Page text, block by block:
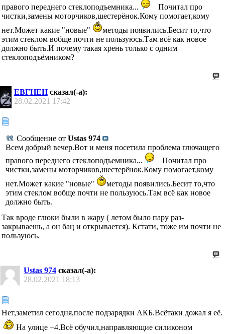
правого переднего стеклоподъемника...
Почитал про
чистки,замены моторчиков,шестерёнок.Кому помогает,кому
нет.Может какие "новые"
методы появились.Бесит то,что
этим стеклом вобще почти не пользуюсь.Там всё как новое
должно быть.И почему такая хрень только с одним
стеклоподъёмником?
ЕВГНЕНсказал(-а):
28.02.2021 17:42
Сообщение от Ustas 974
Всем добрый вечер.Вот и меня посетила проблема глючащего
правого переднего стеклоподъемника...
Почитал про
чистки,замены моторчиков,шестерёнок.Кому помогает,кому
нет.Может какие "новые"
методы появились.Бесит то,что
этим стеклом вобще почти не пользуюсь.Там всё как новое
должно быть.
Так вроде глюки были в жару ( летом было пару раз-
закрываешь, а он бац и открывается). Кстати, тоже им почти не
пользуюсь.
Ustas 974 сказал(-а):
28.02.2021 18:13
Нет,заметил сегодня,после подзарядки АКБ.Всётаки дожал я её.
На улице +4.Всё обучил,направляющие силиконом